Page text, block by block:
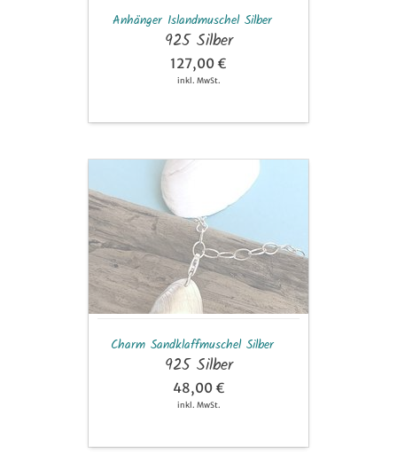
Anhänger Islandmuschel Silber
925 Silber
127,00 €
inkl. MwSt.
Sandklaffmuschel
Silber
Charm Sandklaffmuschel Silber
925 Silber
48,00 €
inkl. MwSt.